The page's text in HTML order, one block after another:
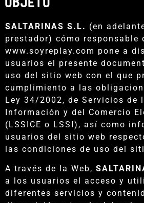
SALTARINAS S.L. (en
prestador) cómo responsable
www.soyreplay.com pone a
usuarios el presente
uso del sitio web con el que
cumplimiento a las
Ley 34/2002, de Servicios de
Información y del Comercio
(LSSICE o LSSI), así como
usuarios del sitio web
las condiciones de uso del
A través de la Web,
a los usuarios el acceso y
diferentes servicios y